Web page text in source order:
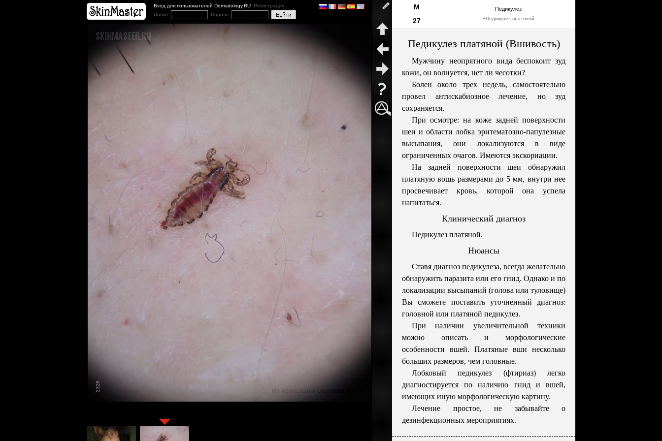
Вход для пользователей Dermatology.RU Регистрация
Логин:
Пароль:
М
27
Педикулез
+Педикулез платяной
Педикулез платяной (Вшивость)
Мужчину неопрятного вида беспокоит зуд
кожи, он волнуется, нет ли чесотки?
Болен около трех недель, самостоятельно
провел антискабиозное лечение, но зуд
сохраняется.
При осмотре: на коже задней поверхности
шеи и области лобка эритематозно-папулезные
высыпания, они локализуются в виде
ограниченных очагов. Имеются экскориации.
На задней поверхности шеи обнаружил
платяную вошь размерами до 5 мм, внутри нее
просвечивает кровь, которой она успела
напитаться.
Клинический диагноз
Педикулез платяной.
Нюансы
Ставя диагноз педикулеза, всегда желательно
обнаружить паразита или его гнид. Однако и по
локализации высыпаний (голова или туловище)
Вы сможете поставить уточненный диагноз:
головной или платяной педикулез.
При наличии увеличительной техники
можно описать и морфологические
особенности вшей. Платяные вши несколько
больших размеров, чем головные.
Лобковый педикулез (фтириаз) легко
диагностируется по наличию гнид и вшей,
имеющих иную морфологическую картину.
Лечение простое, не забывайте о
дезинфекционных мероприятиях.